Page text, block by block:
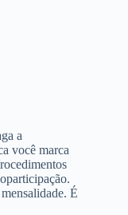
a
você marca
É